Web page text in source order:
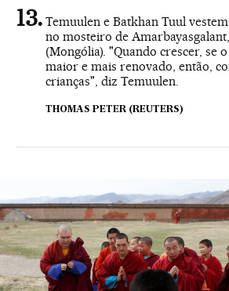
Temuulen e Batkhan Tuul
no mosteiro de
(Mongólia). "Quando crescer, se
maior e mais renovado, então,
crianças", diz Temuulen.
THOMAS PETER (REUTERS)